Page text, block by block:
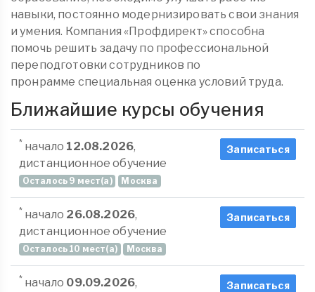
навыки, постоянно модернизировать свои знания
и умения. Компания «Профдирект» способна
помочь решить задачу по профессиональной
переподготовки сотрудников по
пронрамме специальная оценка условий труда.
Ближайшие курсы обучения
* начало 12.08.2026,
дистанционное обучение
Осталось 9 мест(а) Москва
Записаться
* начало 26.08.2026,
дистанционное обучение
Осталось 10 мест(а) Москва
Записаться
* начало 09.09.2026,
Записаться